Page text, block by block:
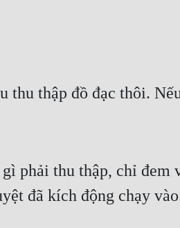
thu thập đồ đạc thôi.
phải thu thập, chỉ đem
đã kích động chạy